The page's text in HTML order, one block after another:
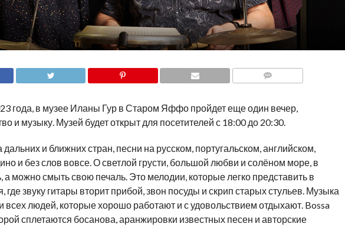
года, в музее Иланы Гур в Старом Яффо пройдет еще один вечер,
и музыку. Музей будет открыт для посетителей с 18:00 до 20:30.
и ближних стран, песни на русском, португальском, английском,
и без слов вовсе. О светлой грусти, большой любви и солёном море, в
а можно смыть свою печаль. Это мелодии, которые легко представить в
где звуку гитары вторит прибой, звон посуды и скрип старых стульев. Музыка
всех людей, которые хорошо работают и с удовольствием отдыхают. Bossa
сплетаются босанова, аранжировки известных песен и авторские